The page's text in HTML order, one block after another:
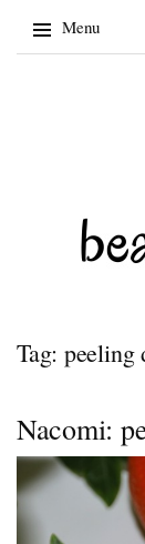
Menu
Tag: peeling
Nacomi: